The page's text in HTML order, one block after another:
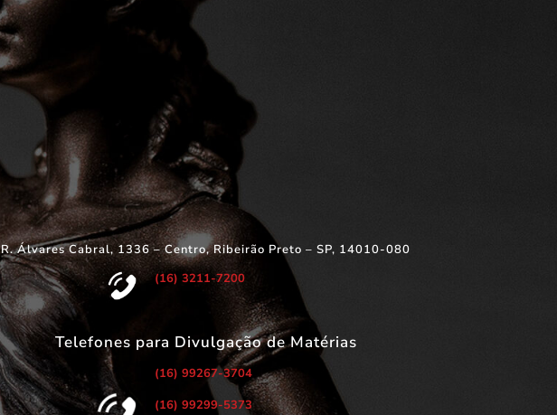
R. Álvares Cabral, 1336 – Centro, Ribeirão Preto – SP, 14010-080
(16) 3211-7200
Telefones para Divulgação de Matérias
(16) 99267-3704
(16) 99299-5373